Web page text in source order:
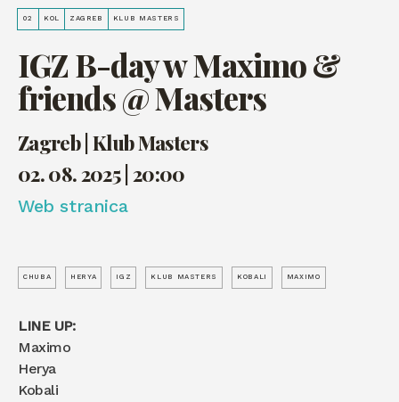
02 KOL ZAGREB KLUB MASTERS
IGZ B-day w Maximo &
friends @ Masters
Zagreb | Klub Masters
02. 08. 2025 | 20:00
Web stranica
CHUBA HERYA IGZ KLUB MASTERS KOBALI MAXIMO
LINE UP:
Maximo
Herya
Kobali